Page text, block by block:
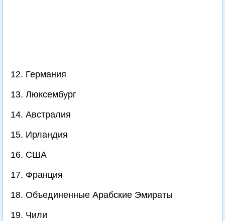
12. Германия
13. Люксембург
14. Австралия
15. Ирландия
16. США
17. Франция
18. Объединенные Арабские Эмираты
19. Чили